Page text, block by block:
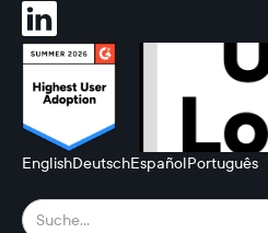
EnglishDeutschEspañolPortuguês